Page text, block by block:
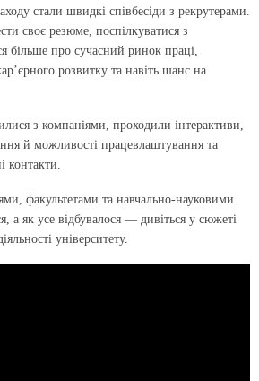
стали швидкі співбесіди з рекрутерами.
своє резюме, поспілкуватися з
більше про сучасний ринок праці,
розвитку та навіть шанс на
з компаніями, проходили інтерактиви,
й можливості працевлаштування та
контакти.
факультетами та навчально-науковими
а як усе відбувалося — дивіться у сюжеті
університету.